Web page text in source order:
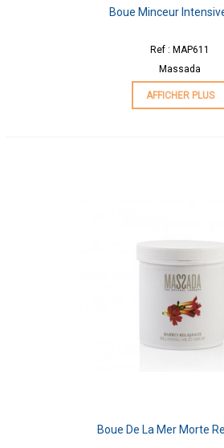
Boue Minceur
Ref : MAP611
Massada
AFFICHER PLUS
Boue De La Mer Morte